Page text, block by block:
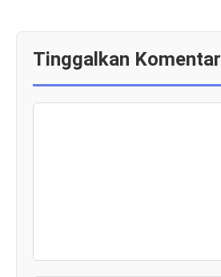
Tinggalkan Komentar